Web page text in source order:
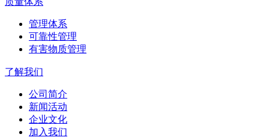
管理体系
可靠性管理
有害物质管理
了解我们
公司简介
新闻活动
企业文化
加入我们